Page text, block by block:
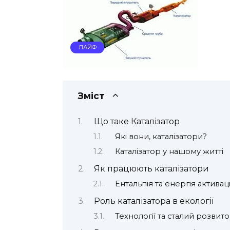
ЛАЙФ
Зміст
Що таке Каталізатор
Які вони, каталізатори?
Каталізатор у нашому житті
Як працюють каталізатори
Ентальпія та енергія
Роль каталізатора в екології
Технології та сталий